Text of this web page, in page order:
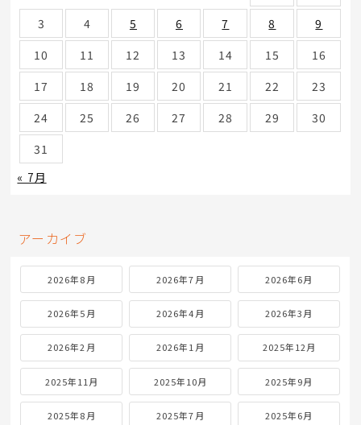
3
4 5 6 7 8
9
10
11 12 13 14 15
16
17
18 19 20 21 22
23
24
25 26 27 28 29
30
31
« 7月
アーカイブ
2026年8月 2026年7月 2026年6月
2026年5月 2026年4月 2026年3月
2026年2月 2026年1月 2025年12月
2025年11月 2025年10月 2025年9月
2025年8月 2025年7月 2025年6月